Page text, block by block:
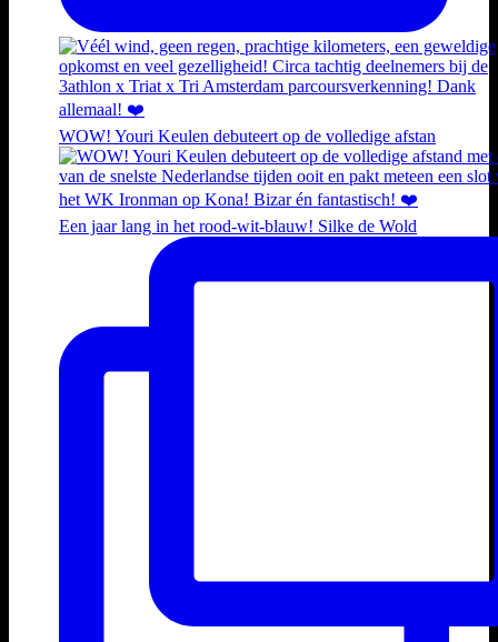
WOW! Youri Keulen debuteert op de volledige afstan
Een jaar lang in het rood-wit-blauw! Silke de Wold